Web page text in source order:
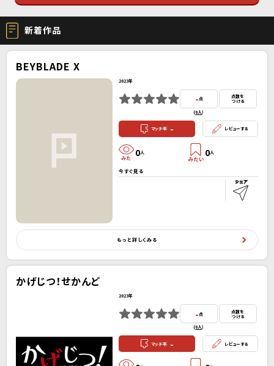
新着作品
BEYBLADE X
2023年
-点
(0人）
点数を
つける
マッチ率 - レビューする
0人 0人
今すぐ見る
もっと詳しくみる
かげじつ！せかんど
2023年
- 点
(0人）
点数を
つける
マッチ率 - レビューする